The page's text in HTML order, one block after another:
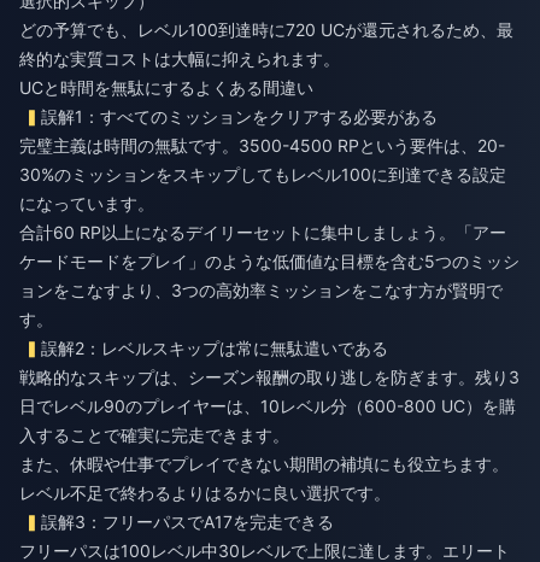
どの予算でも、レベル100到達時に720 UCが還元されるため、最
終的な実質コストは大幅に抑えられます。
UCと時間を無駄にするよくある間違い
誤解1：すべてのミッションをクリアする必要がある
完璧主義は時間の無駄です。3500-4500 RPという要件は、20-
30%のミッションをスキップしてもレベル100に到達できる設定
になっています。
合計60 RP以上になるデイリーセットに集中しましょう。「アー
ケードモードをプレイ」のような低価値な目標を含む5つのミッシ
ョンをこなすより、3つの高効率ミッションをこなす方が賢明で
す。
誤解2：レベルスキップは常に無駄遣いである
戦略的なスキップは、シーズン報酬の取り逃しを防ぎます。残り3
日でレベル90のプレイヤーは、10レベル分（600-800 UC）を購
入することで確実に完走できます。
また、休暇や仕事でプレイできない期間の補填にも役立ちます。
レベル不足で終わるよりはるかに良い選択です。
誤解3：フリーパスでA17を完走できる
フリーパスは100レベル中30レベルで上限に達します。エリート